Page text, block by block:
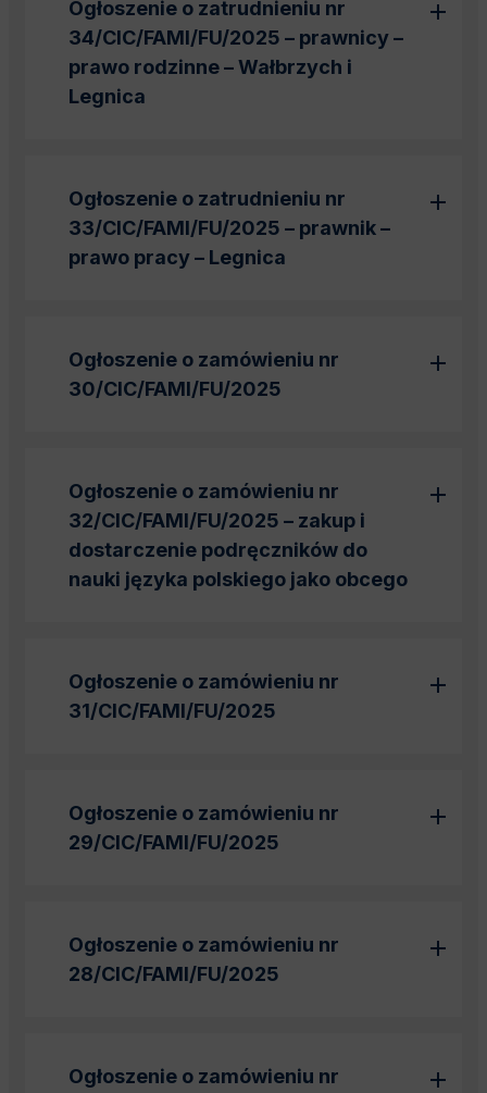
Ogłoszenie o zatrudnieniu nr
34/CIC/FAMI/FU/2025 – prawnicy –
prawo rodzinne – Wałbrzych i
Legnica
Ogłoszenie o zatrudnieniu nr
33/CIC/FAMI/FU/2025 – prawnik –
prawo pracy – Legnica
Ogłoszenie o zamówieniu nr
30/CIC/FAMI/FU/2025
Ogłoszenie o zamówieniu nr
32/CIC/FAMI/FU/2025 – zakup i
dostarczenie podręczników do
nauki języka polskiego jako obcego
Ogłoszenie o zamówieniu nr
31/CIC/FAMI/FU/2025
Ogłoszenie o zamówieniu nr
29/CIC/FAMI/FU/2025
Ogłoszenie o zamówieniu nr
28/CIC/FAMI/FU/2025
Ogłoszenie o zamówieniu nr